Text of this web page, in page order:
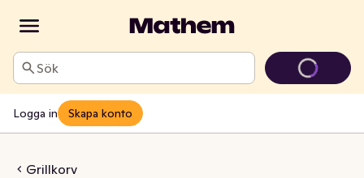
Sök
Logga in Skapa konto
Grillkorv
80% 2-p